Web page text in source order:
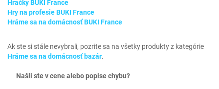
Hračky BUKI France
Hry na profesie BUKI France
Hráme sa na domácnosť BUKI France
Ak ste si stále nevybrali, pozrite sa na všetky produkty z kategórie
Hráme sa na domácnosť bazár.
Našli ste v cene alebo popise chybu?